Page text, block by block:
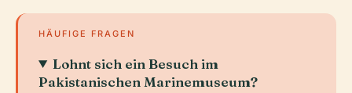
HÄUFIGE FRAGEN
Lohnt sich ein Besuch im
Pakistanischen Marinemuseum?